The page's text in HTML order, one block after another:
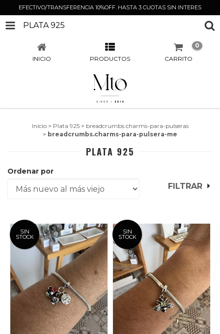
EFECTIVO/TRANSFERENCIA 10%OFF. HASTA 3 CUOTAS SIN INTERES
PLATA 925
INICIO PRODUCTOS CARRITO
0
Inicio > Plata 925 > breadcrumbs.charms-para-pulseras
> breadcrumbs.charms-para-pulsera-me
PLATA 925
Ordenar por
FILTRAR
SIN
STOCK
SIN
STOCK